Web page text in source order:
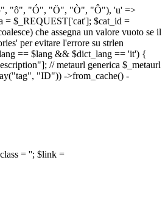
"ô", "Ó", "Ö", "Ò", "Ô"), 'u' =>
= $_REQUEST['cat']; $cat_id =
che assegna un valore vuoto se il
per evitare l'errore su strlen
== $lang && $dict_lang == 'it') {
// metaurl generica $_metaurl
"ID")) ->from_cache() -
= ''; $link =